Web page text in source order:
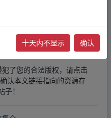
网盘资源，其版权归版权方
者所有，本站无法操作相
了您的合法版权，请点击
认本文链接指向的资源存
！
十天内不显示 确认